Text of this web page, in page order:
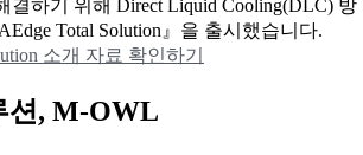
결하기 위해 Direct Liquid Cooling(DLC) 방
Total Solution』을 출시했습니다.
소개 자료 확인하기
션, M-OWL